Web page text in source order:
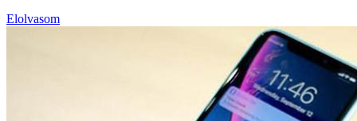
Elolvasom